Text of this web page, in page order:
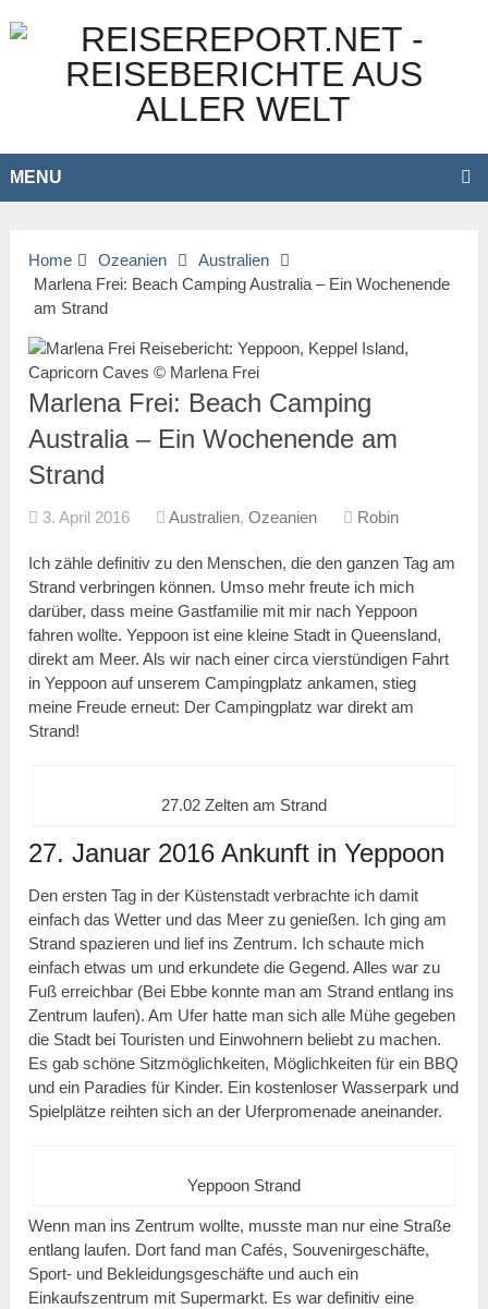
MENU
Home Ozeanien
Australien
Marlena Frei: Beach Camping Australia – Ein Wochenende
am Strand
Marlena Frei: Beach Camping
Australia – Ein Wochenende am
Strand
3. April 2016 Australien,Ozeanien Robin
Ich zähle definitiv zu den Menschen, die den ganzen Tag am
Strand verbringen können. Umso mehr freute ich mich
darüber, dass meine Gastfamilie mit mir nach Yeppoon
fahren wollte. Yeppoon ist eine kleine Stadt in Queensland,
direkt am Meer. Als wir nach einer circa vierstündigen Fahrt
in Yeppoon auf unserem Campingplatz ankamen, stieg
meine Freude erneut: Der Campingplatz war direkt am
Strand!
27.02 Zelten am Strand
27. Januar 2016 Ankunft in Yeppoon
Den ersten Tag in der Küstenstadt verbrachte ich damit
einfach das Wetter und das Meer zu genießen. Ich ging am
Strand spazieren und lief ins Zentrum. Ich schaute mich
einfach etwas um und erkundete die Gegend. Alles war zu
Fuß erreichbar (Bei Ebbe konnte man am Strand entlang ins
Zentrum laufen). Am Ufer hatte man sich alle Mühe gegeben
die Stadt bei Touristen und Einwohnern beliebt zu machen.
Es gab schöne Sitzmöglichkeiten, Möglichkeiten für ein BBQ
und ein Paradies für Kinder. Ein kostenloser Wasserpark und
Spielplätze reihten sich an der Uferpromenade aneinander.
Yeppoon Strand
Wenn man ins Zentrum wollte, musste man nur eine Straße
entlang laufen. Dort fand man Cafés, Souvenirgeschäfte,
Sport- und Bekleidungsgeschäfte und auch ein
Einkaufszentrum mit Supermarkt. Es war definitiv eine